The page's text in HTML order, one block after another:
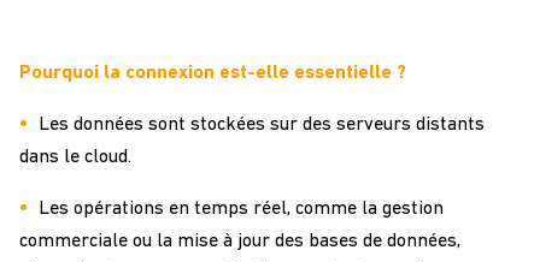
Pourquoi la connexion est-elle essentielle ?
Les données sont stockées sur des serveurs distants
dans le cloud.
Les opérations en temps réel, comme la gestion
commerciale ou la mise à jour des bases de données,